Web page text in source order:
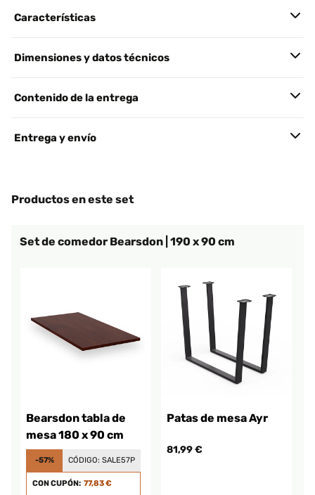
Características
Dimensiones y datos técnicos
Contenido de la entrega
Entrega y envío
Productos en este set
Set de comedor Bearsdon | 190 x 90 cm
Bearsdon tabla de
mesa 180 x 90 cm
-57% CÓDIGO: SALE57P
CON CUPÓN: 77,83 €
Patas de mesa Ayr
81,99 €